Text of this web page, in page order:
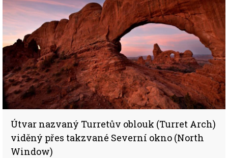
Útvar nazvaný Turretův oblouk (Turret Arch)
viděný přes takzvané Severní okno (North
Window)